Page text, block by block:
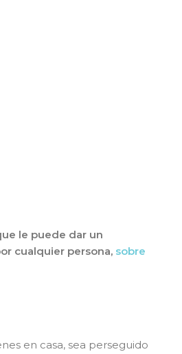
le puede dar un
cualquier persona, sobre
en casa, sea perseguido